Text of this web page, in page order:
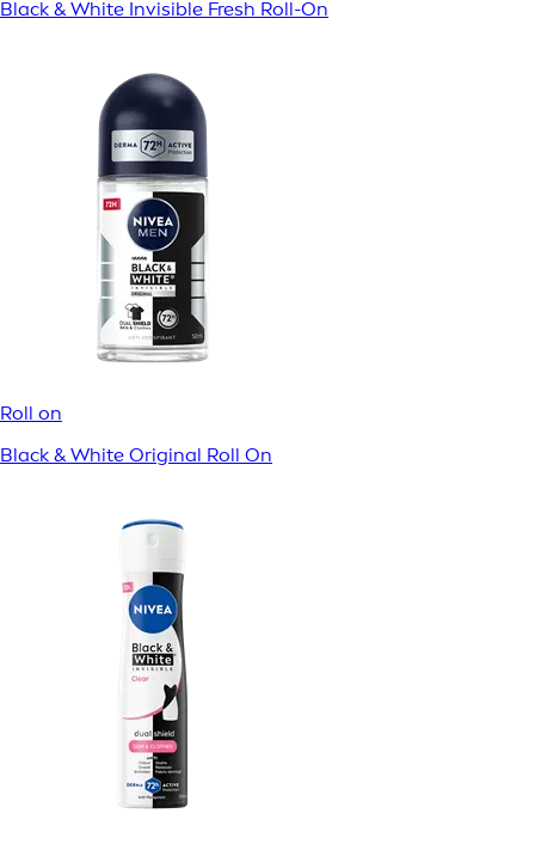
Black & White Invisible Fresh Roll-On
Roll on
Black & White Original Roll On